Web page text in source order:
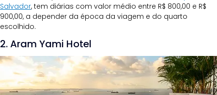
Salvador, tem diárias com valor médio entre R$ 800,00 e R$
900,00, a depender da época da viagem e do quarto
escolhido.
2. Aram Yami Hotel